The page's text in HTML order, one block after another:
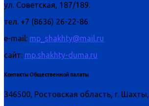
ул. Советская, 187/189.
тел. +7 (8636) 26-22-86
e-mail: mp_shakhty@mail.ru
сайт: mp.shakhty-duma.ru
Контакты Общественной палаты
346500, Ростовская область, г. Шахты,